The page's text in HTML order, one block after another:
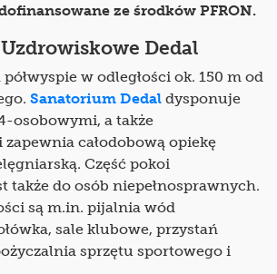
ze środków PFRON.
Dedal
półwyspie w odległości ok. 150 m od
Sanatorium Dedal dysponuje
osobowymi, a także
całodobową opiekę
Część pokoi
także do osób niepełnosprawnych.
są m.in. pijalnia wód
sale klubowe, przystań
sprzętu sportowego i